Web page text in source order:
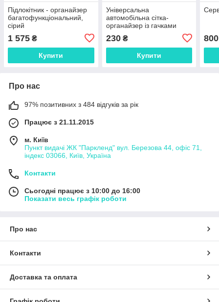
Підлокітник - органайзер
багатофункціональний,
сірий
1 575 ₴
Купити
Універсальна
автомобільна сітка-
органайзер із гачками
230₴
Купити
800
Про нас
97% позитивних з 484 відгуків за рік
Працює з 21.11.2015
м. Київ
Пункт видачі ЖК "Паркленд" вул. Березова 44, офіс 71,
індекс 03066, Київ, Україна
Контакти
Сьогодні працює з 10:00 до 16:00
Показати весь графік роботи
Про нас
Контакти
Доставка та оплата